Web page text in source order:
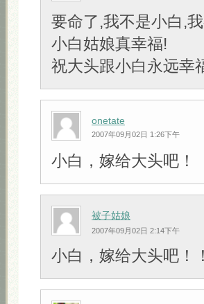
要命了,我不是小白,
小白姑娘真幸福!
祝大头跟小白永远幸
onetate
2007年09月02日 1:26下午
小白，嫁给大头吧！
被子姑娘
2007年09月02日 2:14下午
小白，嫁给大头吧！